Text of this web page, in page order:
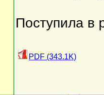
Поступила в
PDF (343.1K)